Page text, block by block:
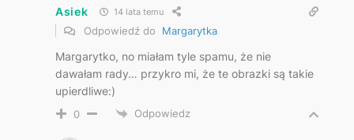
Asiek 14 lata temu
Odpowiedź do Margarytka
Margarytko, no miałam tyle spamu, że nie
dawałam rady… przykro mi, że te obrazki są takie
upierdliwe:)
0 Odpowiedz